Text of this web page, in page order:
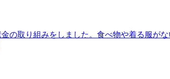
の取り組みをしました。食べ物や着る服が